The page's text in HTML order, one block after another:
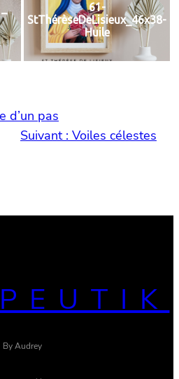
61-
StThérèseDeLisieux_46x38-
Huile
d’un pas
Suivant : Voiles célestes
By Audrey